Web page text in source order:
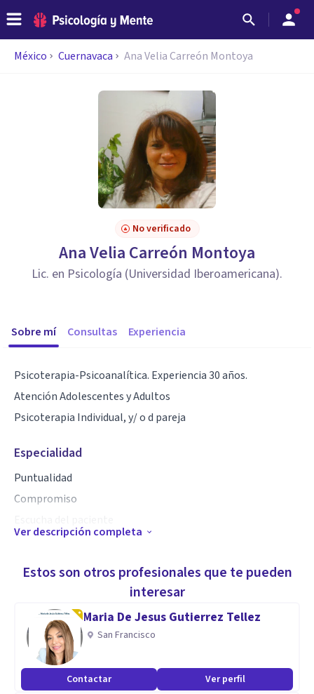
México Cuernavaca Ana Velia Carreón Montoya
No verificado
Ana Velia Carreón Montoya
Lic. en Psicología (Universidad Iberoamericana).
Sobre mí Consultas Experiencia
Psicoterapia-Psicoanalítica. Experiencia 30 años.
Atención Adolescentes y Adultos
Psicoterapia Individual, y/ o d pareja
Especialidad
Puntualidad
Compromiso
Atención a:
Problemas de comportamiento y emocionales
Angustia
Ansiedad
Depresión
Miedos
Ver descripción completa
Estos son otros profesionales que te pueden
interesar
Maria De Jesus Gutierrez Tellez
San Francisco
Contactar Ver perfil